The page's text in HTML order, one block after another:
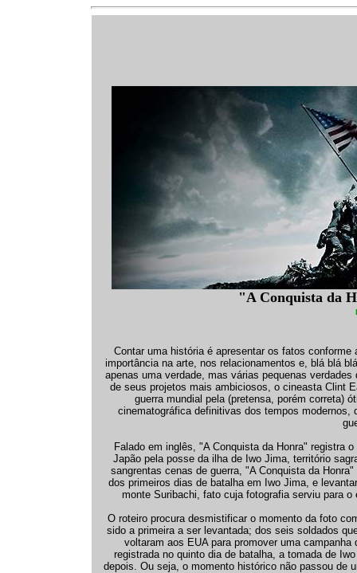
"A Conquista da
Contar uma história é apresentar os fatos
importância na arte, nos relacionamentos e, blá blá
apenas uma verdade, mas várias pequenas
de seus projetos mais ambiciosos, o cineasta Clint
guerra mundial pela (pretensa, porém correta)
cinematográfica definitivas dos tempos
Falado em inglês, "A Conquista da Honra" registra
Japão pela posse da ilha de Iwo Jima, território
sangrentas cenas de guerra, "A Conquista da
dos primeiros dias de batalha em Iwo Jima, e
monte Suribachi, fato cuja fotografia serviu para
O roteiro procura desmistificar o momento da foto
sido a primeira a ser levantada; dos seis soldados
voltaram aos EUA para promover uma
registrada no quinto dia de batalha, a tomada de
depois. Ou seja, o momento histórico não passou de